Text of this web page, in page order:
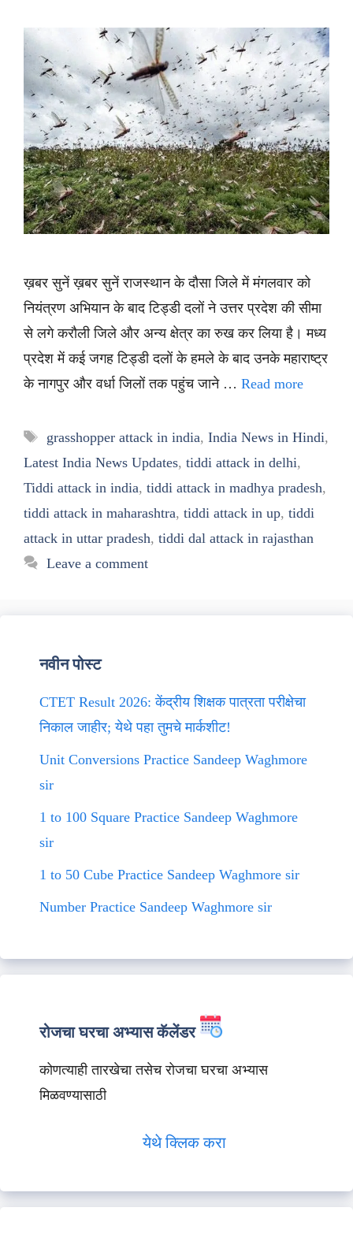
ख़बर सुनें ख़बर सुनें राजस्थान के दौसा जिले में मंगलवार को
नियंत्रण अभियान के बाद टिड्डी दलों ने उत्तर प्रदेश की सीमा
से लगे करौली जिले और अन्य क्षेत्र का रुख कर लिया है। मध्य
प्रदेश में कई जगह टिड्डी दलों के हमले के बाद उनके महाराष्ट्र
के नागपुर और वर्धा जिलों तक पहुंच जाने … Read more
Tags
grasshopper attack in india, India News in Hindi,
Latest India News Updates, tiddi attack in delhi,
Tiddi attack in india, tiddi attack in madhya pradesh,
tiddi attack in maharashtra, tiddi attack in up, tiddi
attack in uttar pradesh, tiddi dal attack in rajasthan
Leave a comment
नवीन पोस्ट
CTET Result 2026: केंद्रीय शिक्षक पात्रता परीक्षेचा
निकाल जाहीर; येथे पहा तुमचे मार्कशीट!
Unit Conversions Practice Sandeep Waghmore
sir
1 to 100 Square Practice Sandeep Waghmore
sir
1 to 50 Cube Practice Sandeep Waghmore sir
Number Practice Sandeep Waghmore sir
रोजचा घरचा अभ्यास कॅलेंडर
कोणत्याही तारखेचा तसेच रोजचा घरचा अभ्यास
मिळवण्यासाठी
येथे क्लिक करा